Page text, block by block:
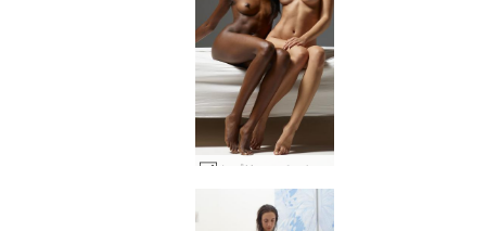
カプリース＆バレリー ６９ #24